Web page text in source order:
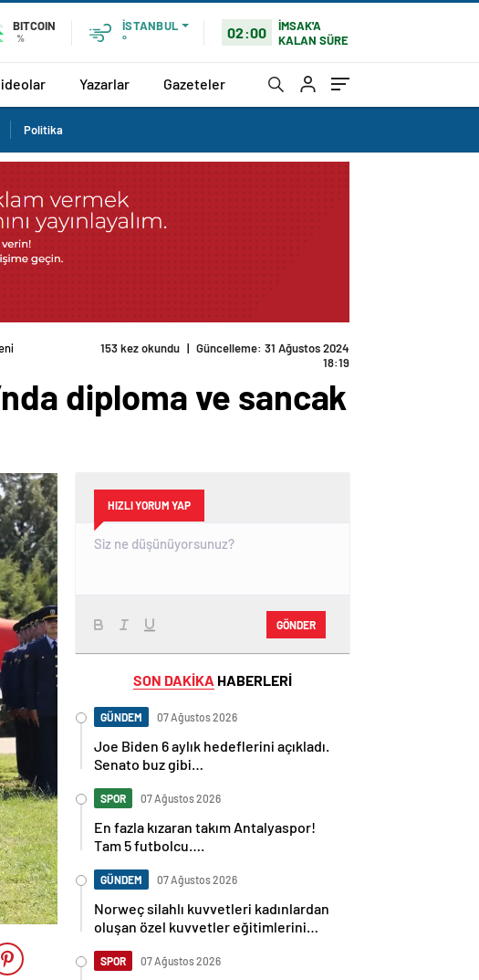
BITCOIN
%
İSTANBUL
°
02:00
İMSAK'A
KALAN SÜRE
Yazarlar Gazeteler
Politika
153 kez okundu | Güncelleme: 31 Ağustos 2024
18:19
diploma ve sancak
HIZLI YORUM YAP
GÖNDER
SON DAKİKA HABERLERİ
GÜNDEM 07 Ağustos 2026
Joe Biden 6 aylık hedeflerini açıkladı.
Senato buz gibi…
SPOR 07 Ağustos 2026
En fazla kızaran takım Antalyaspor!
Tam 5 futbolcu….
GÜNDEM 07 Ağustos 2026
Norweç silahlı kuvvetleri kadınlardan
oluşan özel kuvvetler eğitimlerini
SPOR 07 Ağustos 2026